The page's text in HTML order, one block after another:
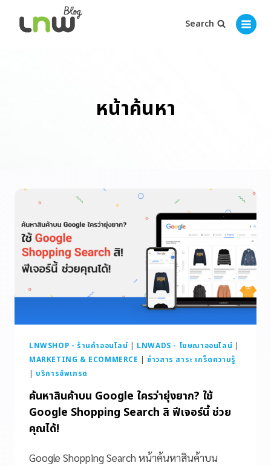
Search
หน้าค้นหา
LNWSHOP - ร้านค้าออนไลน์ | LNWADS - โฆษณาออนไลน์ |
MARKETING & ECOMMERCE |ข่าวสาร สาระ เกร็ดความรู้
| บริการอัพเกรด
ค้นหาสินค้าบน Google ใครว่ายุ่งยาก? ใช้
Google Shopping Search สิ ฟีเจอร์นี้ ช่วย
คุณได้!
Google Shopping Search หน้าค้นหาสินค้าบน